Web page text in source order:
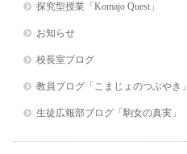
探究型授業「Komajo Quest」
お知らせ
校長室ブログ
教員ブログ「こまじょのつぶやき」
生徒広報部ブログ「駒女の真実」